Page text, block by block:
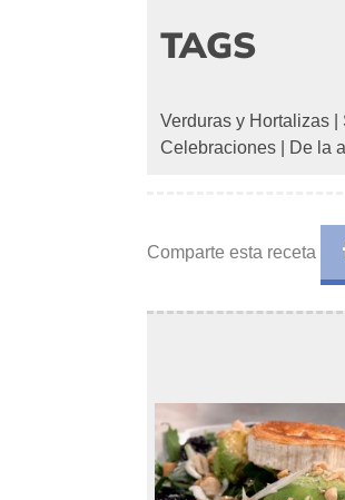
TAGS
Verduras y Hortalizas
Celebraciones
De la
Comparte esta receta